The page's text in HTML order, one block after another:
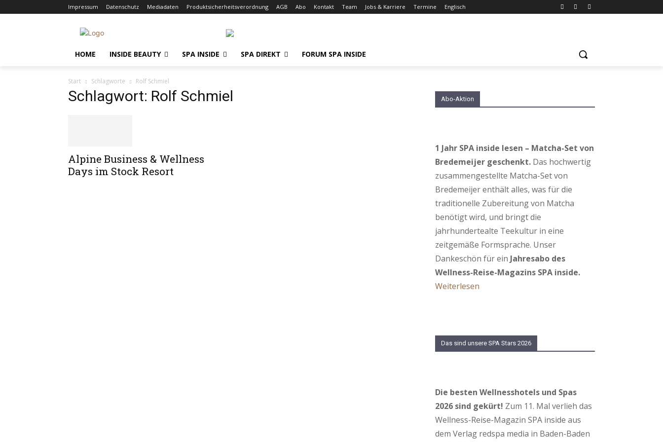
Impressum Datenschutz Mediadaten Produktsicherheitsverordnung AGB Abo Kontakt Team Jobs & Karriere Termine Englisch
HOME INSIDE BEAUTY SPA INSIDE SPA DIREKT FORUM SPA INSIDE
Start Schlagworte Rolf Schmiel
Schlagwort: Rolf Schmiel
Alpine Business & Wellness
Days im Stock Resort
Abo-Aktion
1 Jahr SPA inside lesen – Matcha-Set von
Bredemeijer geschenkt. Das hochwertig
zusammengestellte Matcha-Set von
Bredemeijer enthält alles, was für die
traditionelle Zubereitung von Matcha
benötigt wird, und bringt die
jahrhundertealte Teekultur in eine
zeitgemäße Formsprache. Unser
Dankeschön für ein Jahresabo des
Wellness-Reise-Magazins SPA inside.
Weiterlesen
Das sind unsere SPA Stars 2026
Die besten Wellnesshotels und Spas
2026 sind gekürt! Zum 11. Mal verlieh das
Wellness-Reise-Magazin SPA inside aus
dem Verlag redspa media in Baden-Baden